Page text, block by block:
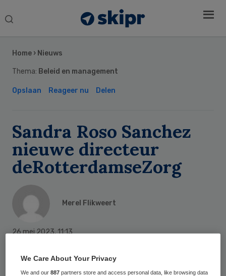
Search
Home › Nieuws
Thema: Beleid en management
Opslaan Reageer nu Delen
Sandra Roso Sanchez
nieuwe directeur
deRotterdamseZorg
Merel Flikweert
26 mei 2023,11:13
Sandra Roso Sanchez zal vanaf 1 juli de rol
Sidebar
We Care About Your Privacy
We and our887 partners store and access personal data, like browsing data